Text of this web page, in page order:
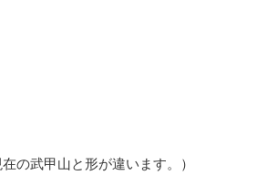
の武甲山と形が違います。）